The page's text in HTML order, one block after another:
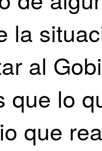
la
al
que lo
que